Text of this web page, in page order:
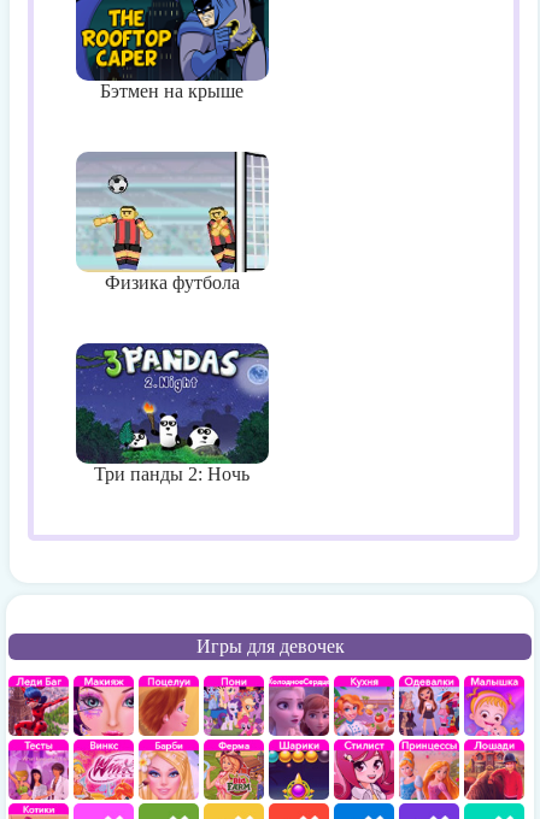
Бэтмен на крыше
Физика футбола
Три панды 2: Ночь
Игры для девочек